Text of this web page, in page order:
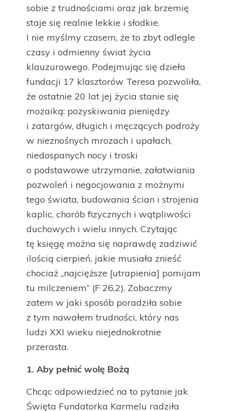
sobie z trudnościami oraz jak brzemię
staje się realnie lekkie i słodkie.
I nie myślmy czasem, że to zbyt odlegle
czasy i odmienny świat życia
klauzurowego. Podejmując się dzieła
fundacji 17 klasztorów Teresa pozwoliła,
że ostatnie 20 lat jej życia stanie się
mozaiką: pozyskiwania pieniędzy
i zatargów, długich i męczących podroży
w nieznośnych mrozach i upałach,
niedospanych nocy i troski
o podstawowe utrzymanie, załatwiania
pozwoleń i negocjowania z możnymi
tego świata, budowania ścian i strojenia
kaplic, chorób fizycznych i wątpliwości
duchowych i wielu innych. Czytając
tę księgę można się naprawdę zadziwić
ilością cierpień, jakie musiała znieść
chociaż „najcięższe [utrapienia] pomijam
tu milczeniem” (F 26,2). Zobaczmy
zatem w jaki sposób poradziła sobie
z tym nawałem trudności, który nas
ludzi XXI wieku niejednokrotnie
przerasta.
1. Aby pełnić wolę Bożą
Chcąc odpowiedzieć na to pytanie jak
Święta Fundatorka Karmelu radziła